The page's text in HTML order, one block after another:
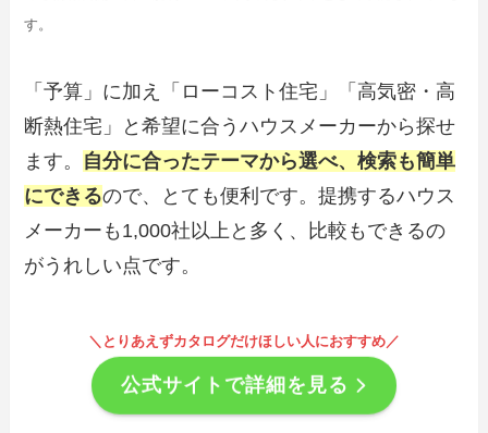
す。
「予算」に加え「ローコスト住宅」「高気密・高
断熱住宅」と希望に合うハウスメーカーから探せ
ます。 自分に合ったテーマから選べ、検索も簡単
にできるので、とても便利です。提携するハウス
メーカーも1,000社以上と多く、比較もできるの
がうれしい点です。
＼とりあえずカタログだけほしい人におすすめ／
公式サイトで詳細を見る